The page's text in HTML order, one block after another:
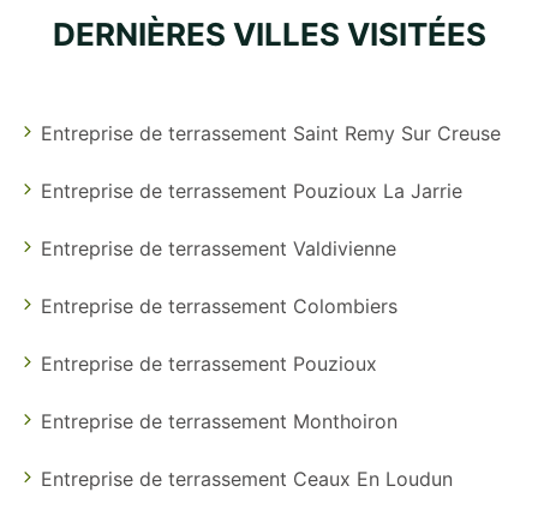
DERNIÈRES VILLES VISITÉES
Entreprise de terrassement Saint Remy Sur Creuse
Entreprise de terrassement Pouzioux La Jarrie
Entreprise de terrassement Valdivienne
Entreprise de terrassement Colombiers
Entreprise de terrassement Pouzioux
Entreprise de terrassement Monthoiron
Entreprise de terrassement Ceaux En Loudun